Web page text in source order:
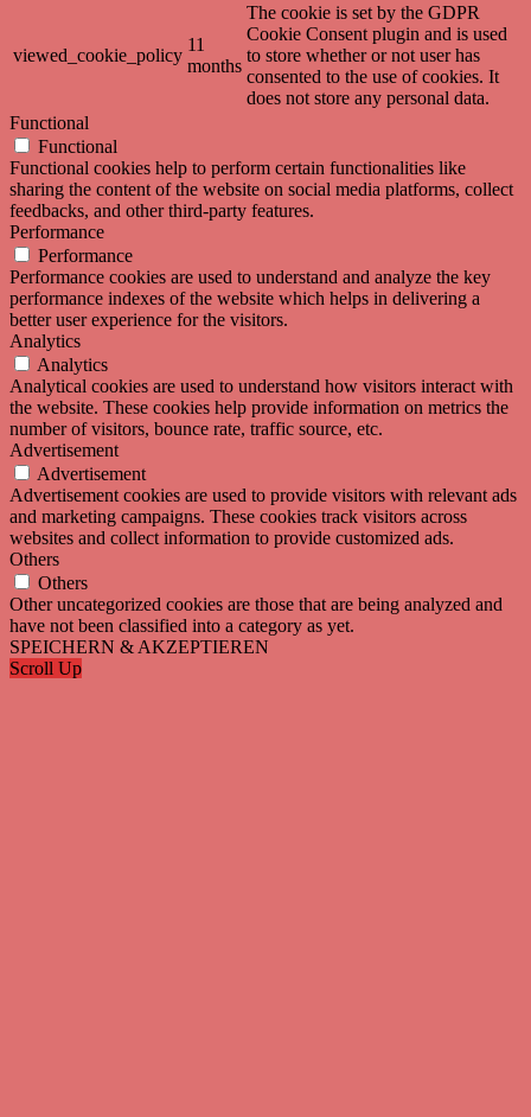
viewed_cookie_policy
11
months
The cookie is set by the GDPR
Cookie Consent plugin and is used
to store whether or not user has
consented to the use of cookies. It
does not store any personal data.
Functional
Functional
Functional cookies help to perform certain functionalities like
sharing the content of the website on social media platforms, collect
feedbacks, and other third-party features.
Performance
Performance
Performance cookies are used to understand and analyze the key
performance indexes of the website which helps in delivering a
better user experience for the visitors.
Analytics
Analytics
Analytical cookies are used to understand how visitors interact with
the website. These cookies help provide information on metrics the
number of visitors, bounce rate, traffic source, etc.
Advertisement
Advertisement
Advertisement cookies are used to provide visitors with relevant ads
and marketing campaigns. These cookies track visitors across
websites and collect information to provide customized ads.
Others
Others
Other uncategorized cookies are those that are being analyzed and
have not been classified into a category as yet.
SPEICHERN & AKZEPTIEREN
Scroll Up